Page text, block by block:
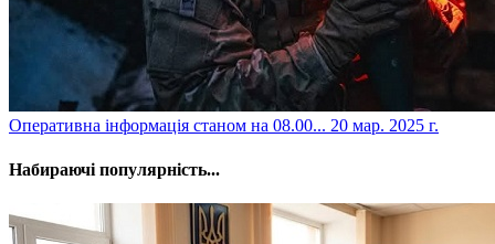
​Оперативна інформація станом на 08.00... 20 мар. 2025 г.
Набираючі популярність...